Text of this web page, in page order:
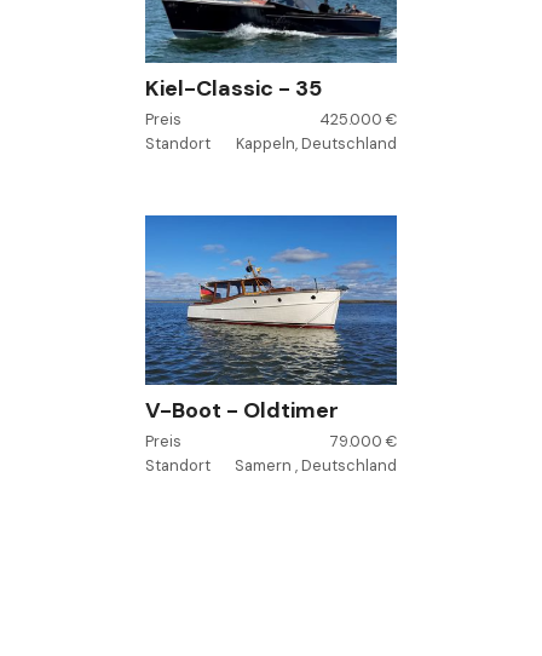
Kiel-Classic - 35
Preis
425.000 €
Standort
Kappeln, Deutschland
V-Boot - Oldtimer
Preis
79.000 €
Standort
Samern , Deutschland